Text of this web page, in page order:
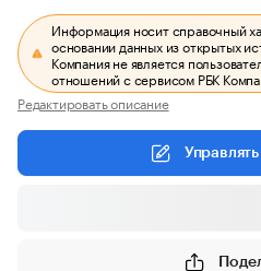
Информация носит справочный
основании данных из открытых
Компания не является
отношений с сервисом РБК
Редактировать описание